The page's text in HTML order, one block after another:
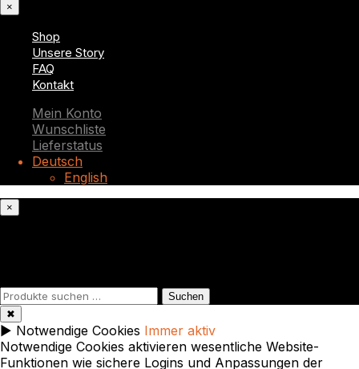
×
Shop
Unsere Story
FAQ
Kontakt
Mein Konto
Wunschliste
Lieferstatus
Deutsch
English
×
Suchen
nach:
Suchen
✖
► Notwendige Cookies Immer aktiv
Notwendige Cookies aktivieren wesentliche Website-
Funktionen wie sichere Logins und Anpassungen der